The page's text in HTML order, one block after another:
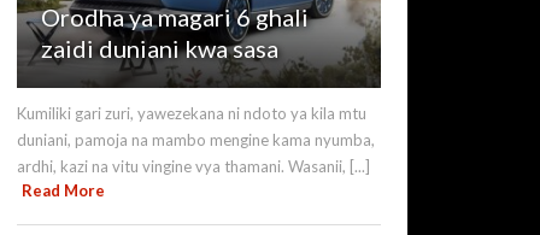
Orodha ya magari 6 ghali
zaidi duniani kwa sasa
Kumiliki gari zuri, yawezekana ni ndoto ya kila mtu
duniani, pamoja na mambo mengine kama nyumba,
ardhi, kazi na vitu vingine vya thamani. Wasanii, [...]
Read More